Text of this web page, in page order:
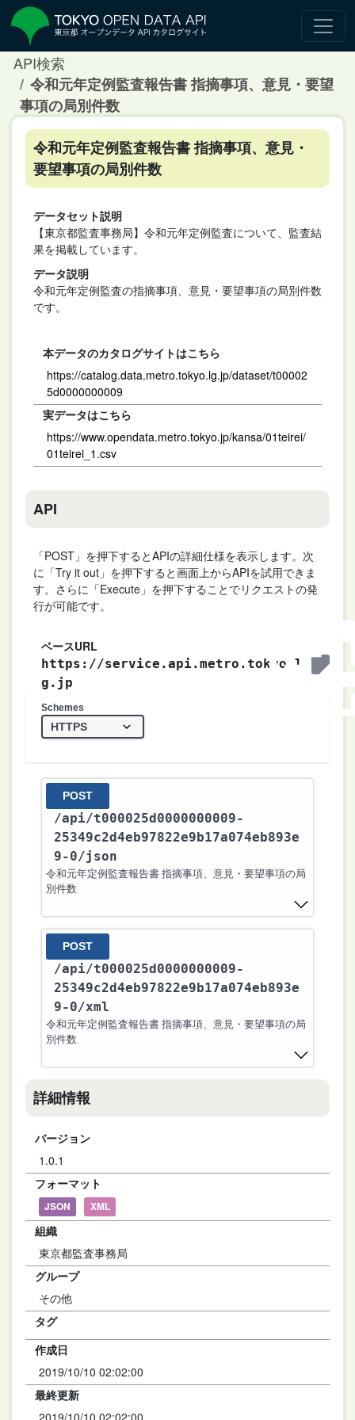
API検索
令和元年定例監査報告書 指摘事項、意見・要望
事項の局別件数
令和元年定例監査報告書 指摘事項、意見・
要望事項の局別件数
データセット説明
【東京都監査事務局】令和元年定例監査について、監査結
果を掲載しています。
データ説明
令和元年定例監査の指摘事項、意見・要望事項の局別件数
です。
本データのカタログサイトはこちら
https://catalog.data.metro.tokyo.lg.jp/dataset/t00002
5d0000000009
実データはこちら
https://www.opendata.metro.tokyo.jp/kansa/01teirei/
01teirei_1.csv
API
「POST」を押下するとAPIの詳細仕様を表示します。次
に「Try it out」を押下すると画面上からAPIを試用できま
す。さらに「Execute」を押下することでリクエストの発
行が可能です。
ベースURL
https://service.api.metro.tokyo.l
g.jp
Schemes
POST
/api/t000025d0000000009-
25349c2d4eb97822e9b17a074eb893e
9-0/json
令和元年定例監査報告書 指摘事項、意見・要望事項の局
別件数
POST
/api/t000025d0000000009-
25349c2d4eb97822e9b17a074eb893e
9-0/xml
令和元年定例監査報告書 指摘事項、意見・要望事項の局
別件数
詳細情報
バージョン
1.0.1
フォーマット
JSON XML
組織
東京都監査事務局
グループ
その他
タグ
作成日
2019/10/10 02:02:00
最終更新
2019/10/10 02:02:00